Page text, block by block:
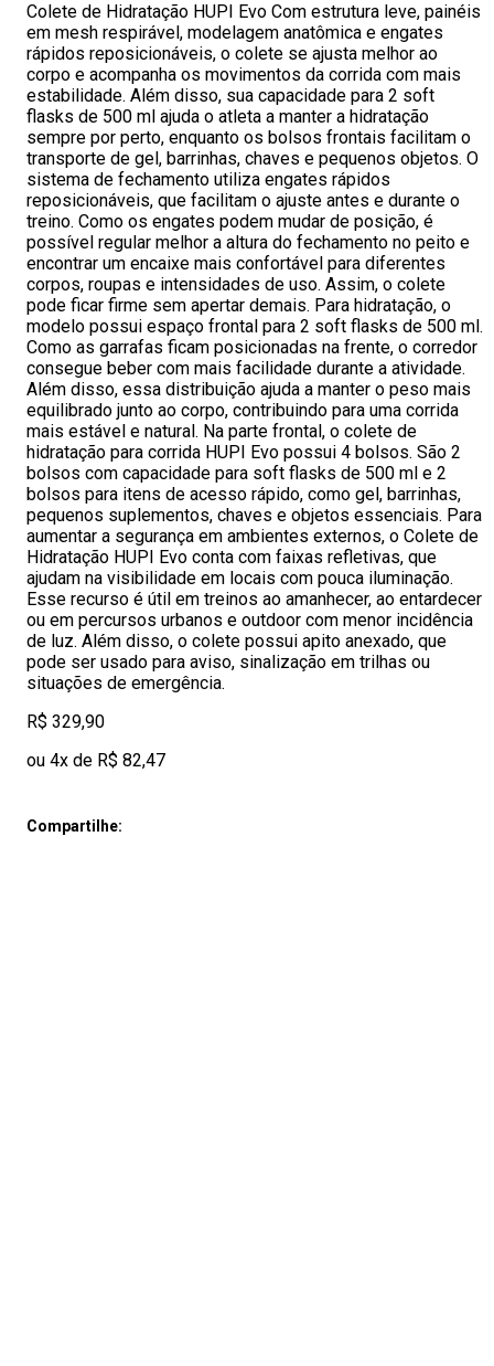
Colete de Hidratação HUPI Evo Com estrutura leve, painéis
em mesh respirável, modelagem anatômica e engates
rápidos reposicionáveis, o colete se ajusta melhor ao
corpo e acompanha os movimentos da corrida com mais
estabilidade. Além disso, sua capacidade para 2 soft
flasks de 500 ml ajuda o atleta a manter a hidratação
sempre por perto, enquanto os bolsos frontais facilitam o
transporte de gel, barrinhas, chaves e pequenos objetos. O
sistema de fechamento utiliza engates rápidos
reposicionáveis, que facilitam o ajuste antes e durante o
treino. Como os engates podem mudar de posição, é
possível regular melhor a altura do fechamento no peito e
encontrar um encaixe mais confortável para diferentes
corpos, roupas e intensidades de uso. Assim, o colete
pode ficar firme sem apertar demais. Para hidratação, o
modelo possui espaço frontal para 2 soft flasks de 500 ml.
Como as garrafas ficam posicionadas na frente, o corredor
consegue beber com mais facilidade durante a atividade.
Além disso, essa distribuição ajuda a manter o peso mais
equilibrado junto ao corpo, contribuindo para uma corrida
mais estável e natural. Na parte frontal, o colete de
hidratação para corrida HUPI Evo possui 4 bolsos. São 2
bolsos com capacidade para soft flasks de 500 ml e 2
bolsos para itens de acesso rápido, como gel, barrinhas,
pequenos suplementos, chaves e objetos essenciais. Para
aumentar a segurança em ambientes externos, o Colete de
Hidratação HUPI Evo conta com faixas refletivas, que
ajudam na visibilidade em locais com pouca iluminação.
Esse recurso é útil em treinos ao amanhecer, ao entardecer
ou em percursos urbanos e outdoor com menor incidência
de luz. Além disso, o colete possui apito anexado, que
pode ser usado para aviso, sinalização em trilhas ou
situações de emergência.
R$ 329,90
ou 4x de R$ 82,47
Compartilhe: